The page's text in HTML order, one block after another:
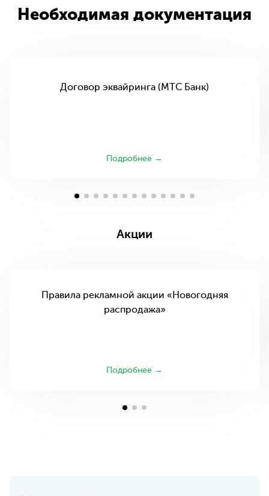
Необходимая документация
Договор эквайринга (МТС Банк)
Подробнее →
Акции
Правила рекламной акции «Новогодняя
распродажа»
Подробнее →